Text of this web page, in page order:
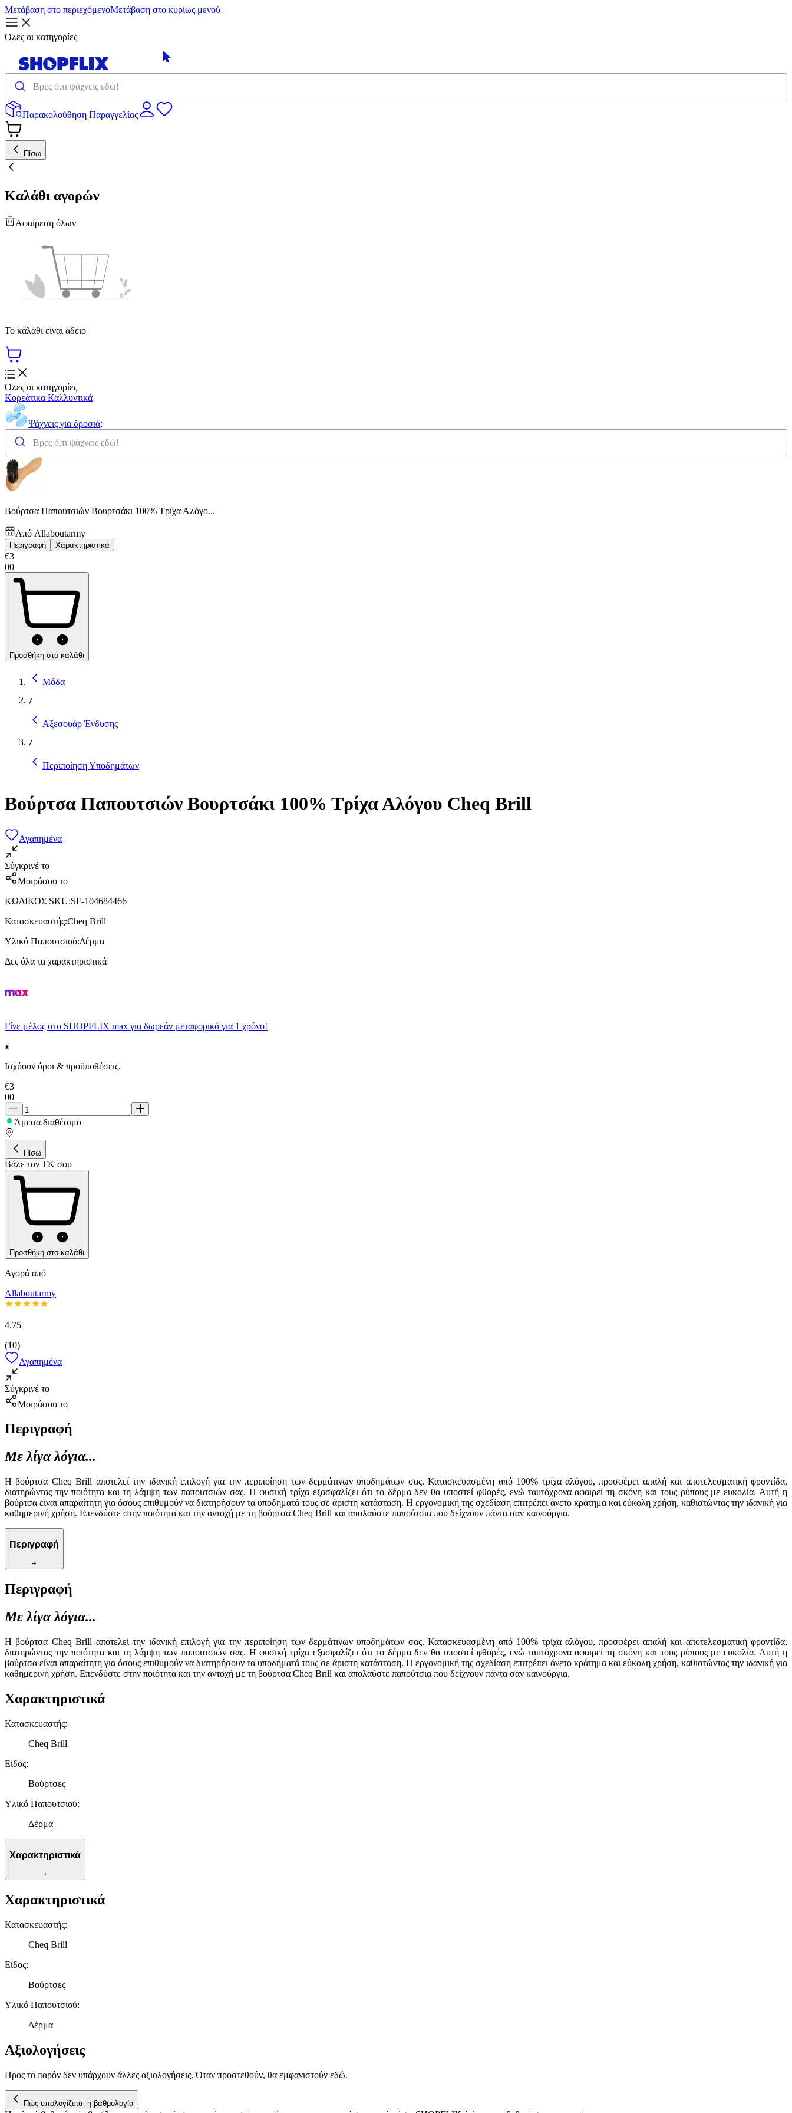
Μετάβαση στο περιεχόμενοΜετάβαση στο κυρίως μενού
Όλες οι κατηγορίες
Παρακολούθηση Παραγγελίας
Πίσω
Καλάθι αγορών
Αφαίρεση όλων
Το καλάθι είναι άδειο
Όλες οι κατηγορίες
Κορεάτικα Καλλυντικά
Ψάχνεις για δροσιά;
Βούρτσα Παπουτσιών Βουρτσάκι 100% Τρίχα Αλόγο...
Από Allaboutarmy
Περιγραφή Χαρακτηριστικά
€3
00
Προσθήκη στο καλάθι
Μόδα
/
Αξεσουάρ Ένδυσης
/
Περιποίηση Υποδημάτων
Βούρτσα Παπουτσιών Βουρτσάκι 100% Τρίχα Αλόγου Cheq Brill
Αγαπημένα
Σύγκρινέ το
Μοιράσου το
ΚΩΔΙΚΟΣ SKU:SF-104684466
Κατασκευαστής:Cheq Brill
Υλικό Παπουτσιού:Δέρμα
Δες όλα τα χαρακτηριστικά
Γίνε μέλος στο SHOPFLIX max για δωρεάν μεταφορικά για 1 χρόνο!
Ισχύουν όροι & προϋποθέσεις.
€3
00
Άμεσα διαθέσιμο
Πίσω
Βάλε τον ΤΚ σου
Προσθήκη στο καλάθι
Αγορά από
Allaboutarmy
4.75
(10)
Αγαπημένα
Σύγκρινέ το
Μοιράσου το
Περιγραφή
Με λίγα λόγια...
Η βούρτσα Cheq Brill αποτελεί την ιδανική επιλογή για την περιποίηση των δερμάτινων υποδημάτων σας. Κατασκευασμένη από 100% τρίχα αλόγου, προσφέρει απαλή και αποτελεσματική φροντίδα,
διατηρώντας την ποιότητα και τη λάμψη των παπουτσιών σας. Η φυσική τρίχα εξασφαλίζει ότι το δέρμα δεν θα υποστεί φθορές, ενώ ταυτόχρονα αφαιρεί τη σκόνη και τους ρύπους με ευκολία. Αυτή η
βούρτσα είναι απαραίτητη για όσους επιθυμούν να διατηρήσουν τα υποδήματά τους σε άριστη κατάσταση. Η εργονομική της σχεδίαση επιτρέπει άνετο κράτημα και εύκολη χρήση, καθιστώντας την ιδανική για
καθημερινή χρήση. Επενδύστε στην ποιότητα και την αντοχή με τη βούρτσα Cheq Brill και απολαύστε παπούτσια που δείχνουν πάντα σαν καινούργια.
Περιγραφή
+
Περιγραφή
Με λίγα λόγια...
Η βούρτσα Cheq Brill αποτελεί την ιδανική επιλογή για την περιποίηση των δερμάτινων υποδημάτων σας. Κατασκευασμένη από 100% τρίχα αλόγου, προσφέρει απαλή και αποτελεσματική φροντίδα,
διατηρώντας την ποιότητα και τη λάμψη των παπουτσιών σας. Η φυσική τρίχα εξασφαλίζει ότι το δέρμα δεν θα υποστεί φθορές, ενώ ταυτόχρονα αφαιρεί τη σκόνη και τους ρύπους με ευκολία. Αυτή η
βούρτσα είναι απαραίτητη για όσους επιθυμούν να διατηρήσουν τα υποδήματά τους σε άριστη κατάσταση. Η εργονομική της σχεδίαση επιτρέπει άνετο κράτημα και εύκολη χρήση, καθιστώντας την ιδανική για
καθημερινή χρήση. Επενδύστε στην ποιότητα και την αντοχή με τη βούρτσα Cheq Brill και απολαύστε παπούτσια που δείχνουν πάντα σαν καινούργια.
Χαρακτηριστικά
Κατασκευαστής:
Cheq Brill
Είδος:
Βούρτσες
Υλικό Παπουτσιού:
Δέρμα
Χαρακτηριστικά
+
Χαρακτηριστικά
Κατασκευαστής:
Cheq Brill
Είδος:
Βούρτσες
Υλικό Παπουτσιού:
Δέρμα
Αξιολογήσεις
Προς το παρόν δεν υπάρχουν άλλες αξιολογήσεις. Όταν προστεθούν, θα εμφανιστούν εδώ.
Πώς υπολογίζεται η βαθμολογία